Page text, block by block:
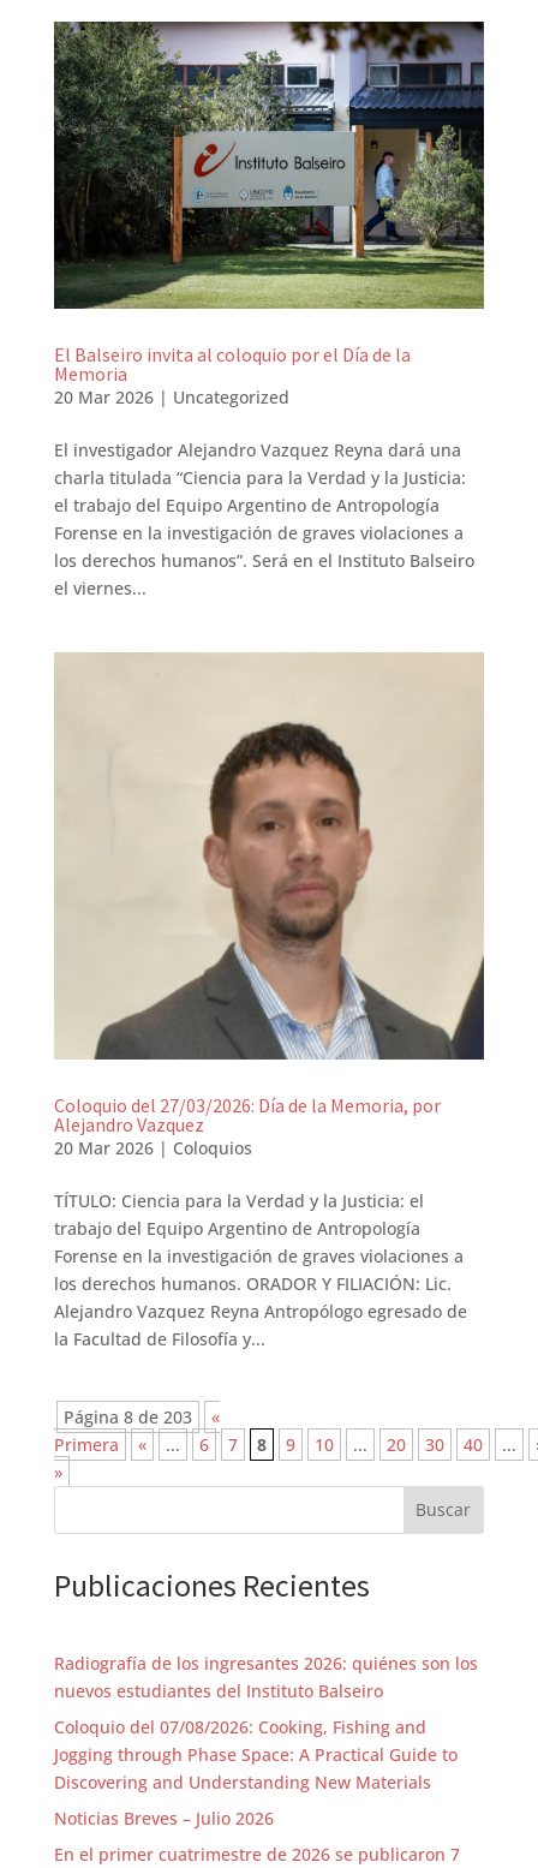
El Balseiro invita al coloquio por el Día de la
Memoria
20 Mar 2026| Uncategorized
El investigador Alejandro Vazquez Reyna dará una
charla titulada “Ciencia para la Verdad y la Justicia:
el trabajo del Equipo Argentino de Antropología
Forense en la investigación de graves violaciones a
los derechos humanos”. Será en el Instituto Balseiro
el viernes...
Coloquio del 27/03/2026: Día de la Memoria, por
Alejandro Vazquez
20 Mar 2026| Coloquios
TÍTULO: Ciencia para la Verdad y la Justicia: el
trabajo del Equipo Argentino de Antropología
Forense en la investigación de graves violaciones a
los derechos humanos. ORADOR Y FILIACIÓN: Lic.
Alejandro Vazquez Reyna Antropólogo egresado de
la Facultad de Filosofía y...
Página 8 de 203
«
Primera
« ... 6 7 8 9 10 ... 20 30 40 ...
»
Buscar
Publicaciones Recientes
Radiografía de los ingresantes 2026: quiénes son los
nuevos estudiantes del Instituto Balseiro
Coloquio del 07/08/2026: Cooking, Fishing and
Jogging through Phase Space: A Practical Guide to
Discovering and Understanding New Materials
Noticias Breves – Julio 2026
En el primer cuatrimestre de 2026 se publicaron 7